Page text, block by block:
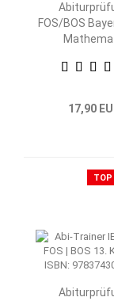
FOS/BOS
Klasse
17,90
TOP